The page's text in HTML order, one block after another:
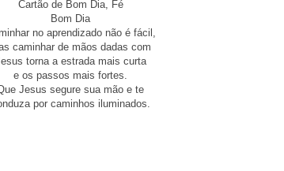
Cartão de Bom Dia, Fé
Bom Dia
no aprendizado não é fácil,
caminhar de mãos dadas com
torna a estrada mais curta
e os passos mais fortes.
Jesus segure sua mão e te
por caminhos iluminados.